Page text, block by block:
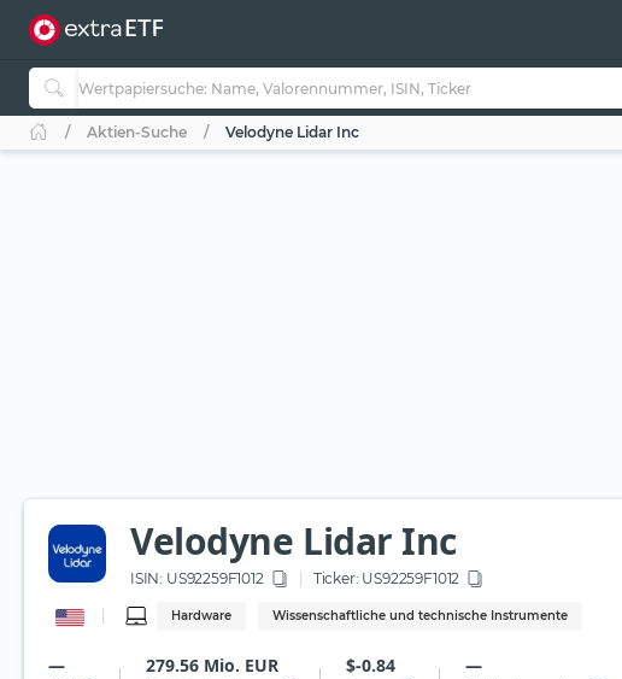
Aktien-Suche Velodyne Lidar Inc
Velodyne Lidar Inc
ISIN: US92259F1012 Ticker: US92259F1012
Hardware Wissenschaftliche und technische Instrumente
— 279.56 Mio. EUR $-0.84 —